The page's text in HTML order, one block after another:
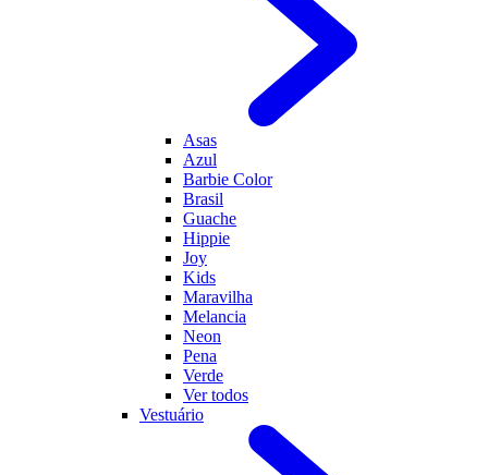
Asas
Azul
Barbie Color
Brasil
Guache
Hippie
Joy
Kids
Maravilha
Melancia
Neon
Pena
Verde
Ver todos
Vestuário